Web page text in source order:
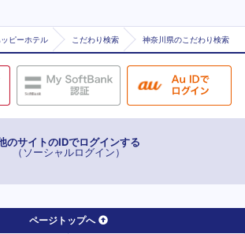
ピーホテル こだわり検索 神奈川県のこだわり検索
のサイトのIDでログインする
（ソーシャルログイン）
ページトップへ